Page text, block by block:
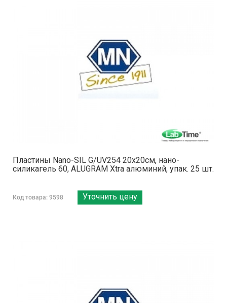
Пластины Nano-SIL G/UV254 20x20см, нано-
силикагель 60, ALUGRAM Xtra алюминий, упак. 25 шт.
Код товара: 9598 Уточнить цену